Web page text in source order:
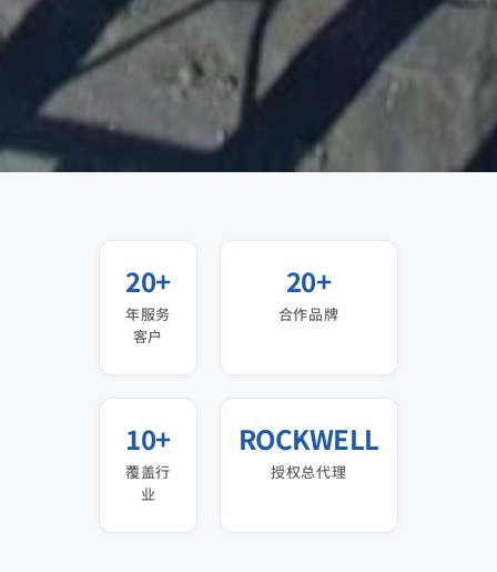
20+
年服务
客户
20+
合作品牌
10+
覆盖行
业
ROCKWELL
授权总代理